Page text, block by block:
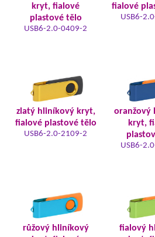
kryt, fialové
plastové tělo
USB6-2.0-0409-2
fialové
USB6-
zlatý hliníkový kryt,
fialové plastové tělo
USB6-2.0-2109-2
oranžový
kryt,
USB6-
růžový hliníkový
fialový